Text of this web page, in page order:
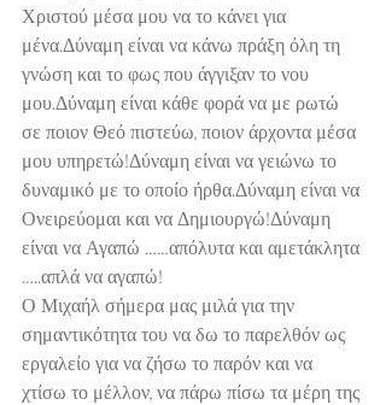
Χριστού μέσα μου να το κάνει για
μένα.Δύναμη είναι να κάνω πράξη όλη τη
γνώση και το φως που άγγιξαν το νου
μου.Δύναμη είναι κάθε φορά να με ρωτώ
σε ποιον Θεό πιστεύω, ποιον άρχοντα μέσα
μου υπηρετώ!Δύναμη είναι να γειώνω το
δυναμικό με το οποίο ήρθα.Δύναμη είναι να
Ονειρεύομαι και να Δημιουργώ!Δύναμη
είναι να Αγαπώ ……απόλυτα και αμετάκλητα
…..απλά να αγαπώ!
Ο Μιχαήλ σήμερα μας μιλά για την
σημαντικότητα του να δω το παρελθόν ως
εργαλείο για να ζήσω το παρόν και να
χτίσω το μέλλον, να πάρω πίσω τα μέρη της